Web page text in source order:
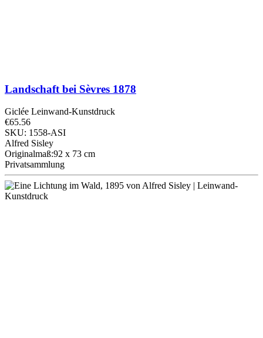
Landschaft bei Sèvres 1878
Giclée Leinwand-Kunstdruck
€65.56
SKU: 1558-ASI
Alfred Sisley
Originalmaß:92 x 73 cm
Privatsammlung